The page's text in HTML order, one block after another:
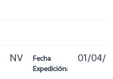
NV
Fecha
Expedición:
01/04/